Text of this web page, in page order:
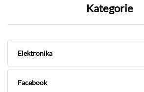
Kategorie
Elektronika
Facebook